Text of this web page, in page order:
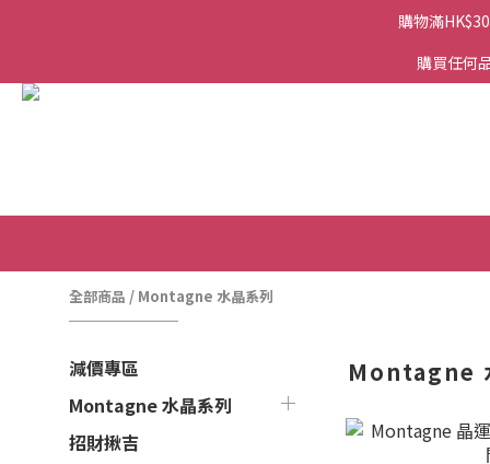
購物滿
購買任何
全部商品 / Montagne 水晶系列
減價專區
Montagne 水晶系列
招財揪吉
Montagne